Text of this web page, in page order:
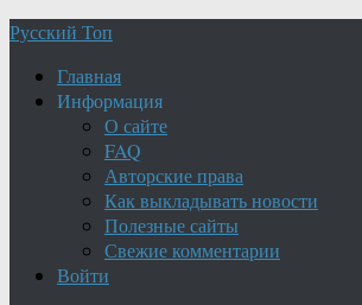
Русский Топ
Главная
Информация
О сайте
FAQ
Авторские права
Как выкладывать новости
Полезные сайты
Свежие комментарии
Войти